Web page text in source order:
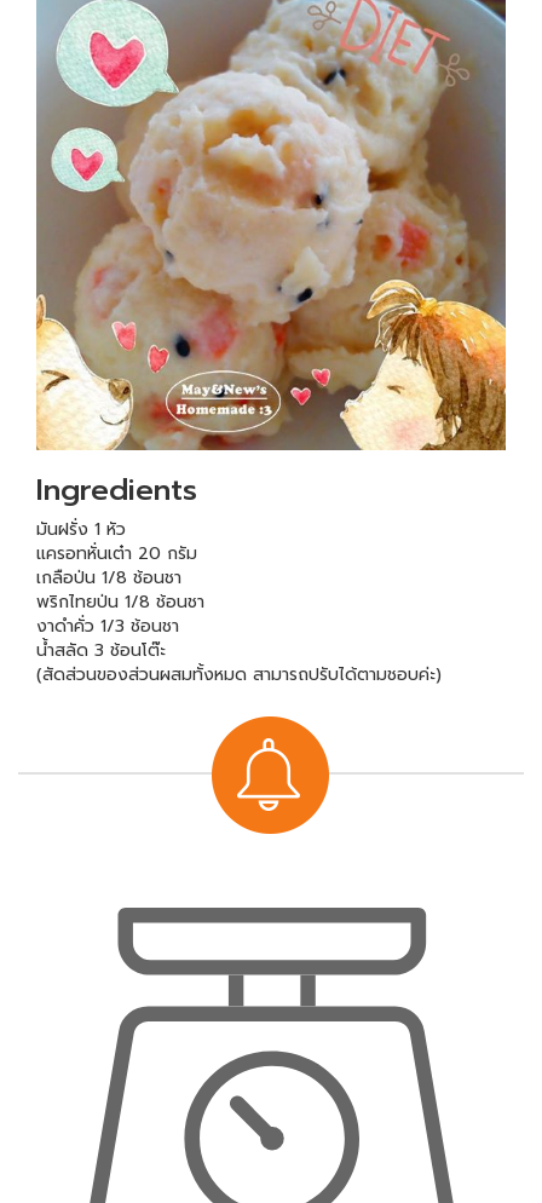
Ingredients
มันฝรั่ง 1 หัว
แครอทหั่นเต๋า 20 กรัม
เกลือป่น 1/8 ช้อนชา
พริกไทยป่น 1/8 ช้อนชา
งาดำคั่ว 1/3 ช้อนชา
น้ำสลัด 3 ช้อนโต๊ะ
(สัดส่วนของส่วนผสมทั้งหมด สามารถปรับได้ตามชอบค่ะ)